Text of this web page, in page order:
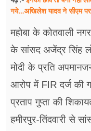
गये...अखिलेश यादव ने सीएम पर
महोबा के कोतवाली
के सांसद अजेंद्र सिंह
मोदी के प्रति
आरोप में FIR दर्ज की
प्रताप गुप्ता की
हमीरपुर-तिंदवारी से